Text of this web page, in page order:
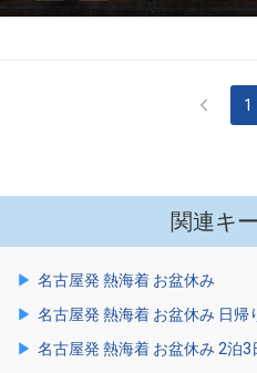
1
関連キ
名古屋発 熱海着 お盆休み
名古屋発 熱海着 お盆休み 日帰
名古屋発 熱海着 お盆休み 2泊3